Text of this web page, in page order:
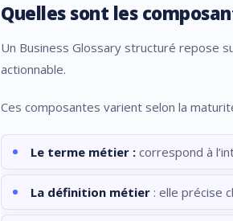
Quelles sont les
Un Business Glossary structuré repose
actionnable.
Ces composantes varient selon la
Le terme métier : correspond à
La définition métier : elle précise